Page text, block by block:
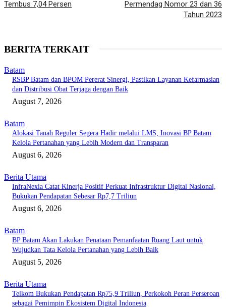
Tembus 7,04 Persen
Permendag Nomor 23 dan 36
Tahun 2023
BERITA TERKAIT
Batam
RSBP Batam dan BPOM Pererat Sinergi, Pastikan Layanan Kefarmasian
dan Distribusi Obat Terjaga dengan Baik
August 7, 2026
Batam
Alokasi Tanah Reguler Segera Hadir melalui LMS, Inovasi BP Batam
Kelola Pertanahan yang Lebih Modern dan Transparan
August 6, 2026
Berita Utama
InfraNexia Catat Kinerja Positif Perkuat Infrastruktur Digital Nasional,
Bukukan Pendapatan Sebesar Rp7,7 Triliun
August 6, 2026
Batam
BP Batam Akan Lakukan Penataan Pemanfaatan Ruang Laut untuk
Wujudkan Tata Kelola Pertanahan yang Lebih Baik
August 5, 2026
Berita Utama
Telkom Bukukan Pendapatan Rp75,9 Triliun, Perkokoh Peran Perseroan
sebagai Pemimpin Ekosistem Digital Indonesia